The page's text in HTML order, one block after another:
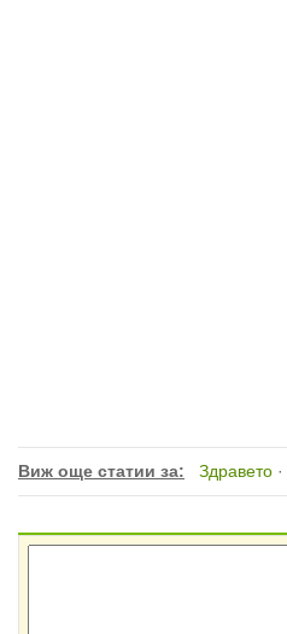
Виж още статии за: Здравето ·